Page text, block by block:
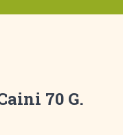
70 G.